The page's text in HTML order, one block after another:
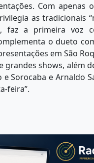
Com apenas
as tradicionais
faz a primeira voz
o dueto
em São
shows, além
Sorocaba e Arnaldo
feira”.